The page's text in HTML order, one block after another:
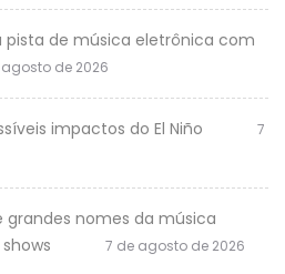
pista de música eletrônica com
de 2026
impactos do El Niño
7
nomes da música
7 de agosto de 2026